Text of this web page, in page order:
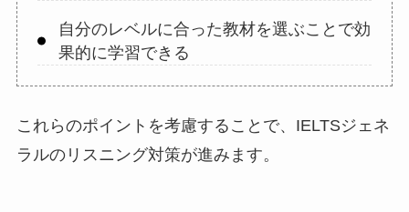
自分のレベルに合った教材を選ぶことで効
果的に学習できる
これらのポイントを考慮することで、IELTSジェネ
ラルのリスニング対策が進みます。